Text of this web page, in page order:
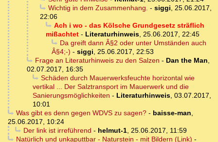
Wichtig in dem Zusammenhang. - siggi, 25.06.2017,
22:06
Ach i wo - das Kölsche Grundgesetz sträflich
mißachtet - Literaturhinweis, 25.06.2017, 22:45
Da greift dann Â§2 oder unter Umständen auch
Â§4;-) - siggi, 25.06.2017, 22:53
Frage an Literaturhinweis zu den Salzen - Dan the Man,
02.07.2017, 16:35
Schäden durch Mauerwerksfeuchte horizontal wie
vertikal ... Der Salztransport im Mauerwerk und die
Sanierungsmöglichkeiten - Literaturhinweis, 03.07.2017,
10:01
Was gibt es denn gegen WDVS zu sagen?- baisse-man,
25.06.2017, 10:24
Der link ist irreführend - helmut-1, 25.06.2017, 11:59
Natürlich und unkaputtbar - Naturstein - mit Bildern (Link) -